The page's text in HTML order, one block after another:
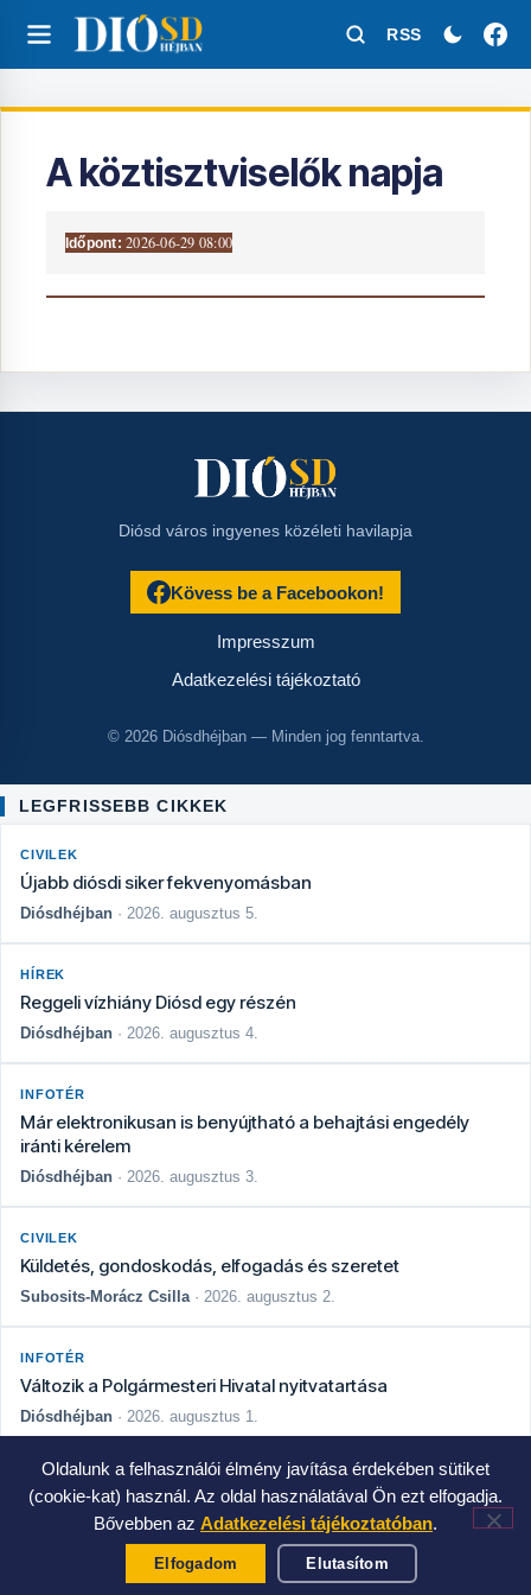
RSS
A köztisztviselők napja
Időpont: 2026-06-29 08:00
Diósd város ingyenes közéleti havilapja
Kövess be a Facebookon!
Impresszum
Adatkezelési tájékoztató
© 2026 Diósdhéjban — Minden jog fenntartva.
Oldalunk a felhasználói élmény javítása érdekében sütiket
(cookie-kat) használ. Az oldal használatával Ön ezt elfogadja.
Bővebben az Adatkezelési tájékoztatóban.
Elfogadom Elutasítom
LEGFRISSEBB CIKKEK
CIVILEK
Újabb diósdi siker fekvenyomásban
Diósdhéjban · 2026. augusztus 5.
HÍREK
Reggeli vízhiány Diósd egy részén
Diósdhéjban · 2026. augusztus 4.
INFOTÉR
Már elektronikusan is benyújtható a behajtási engedély
iránti kérelem
Diósdhéjban · 2026. augusztus 3.
CIVILEK
Küldetés, gondoskodás, elfogadás és szeretet
Subosits-Morácz Csilla· 2026. augusztus 2.
INFOTÉR
Változik a Polgármesteri Hivatal nyitvatartása
Diósdhéjban · 2026. augusztus 1.
HÍREK
Teljes útzár mellett végzik a Szabadság út felújítását
· 2026. július 31.